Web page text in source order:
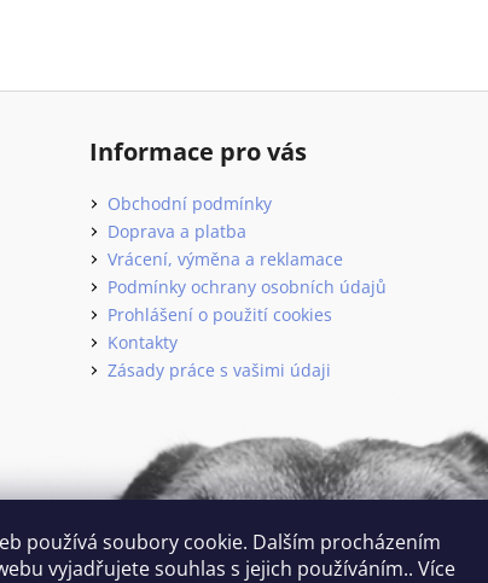
používá soubory cookie. Dalším procházením
vyjadřujete souhlas s jejich používáním.. Více
Informace pro vás
Obchodní podmínky
Doprava a platba
Vrácení, výměna a reklamace
Podmínky ochrany osobních údajů
Prohlášení o použití cookies
Kontakty
Zásady práce s vašimi údaji